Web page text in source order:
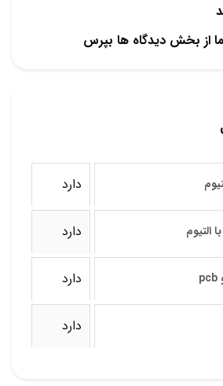
از بخش دیدگاه ها بپرس
دارد
التیوم دارد
دارد
دارد